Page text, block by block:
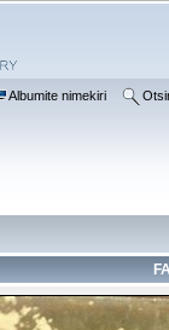
Albumite nimekiri